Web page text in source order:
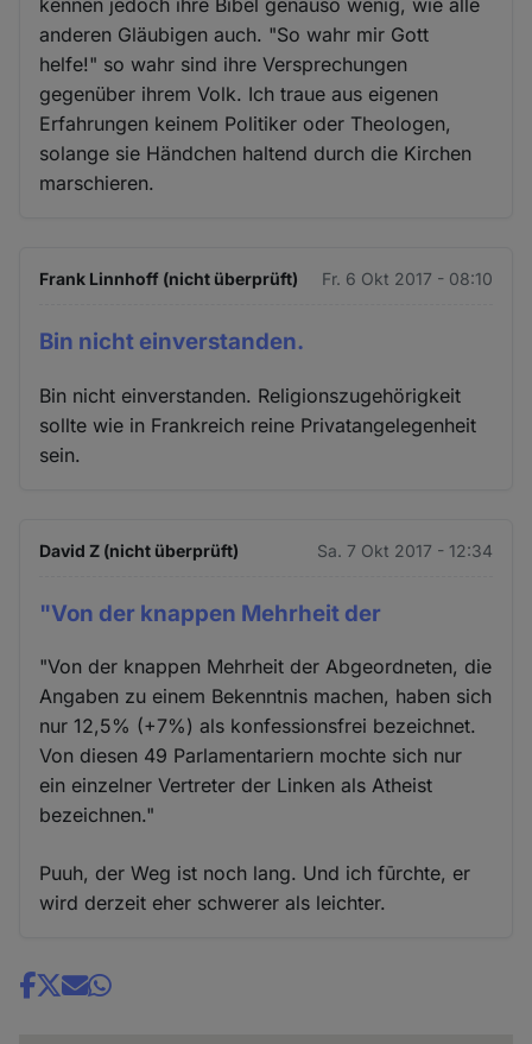
anderen Gläubigen auch. "So wahr mir Gott
helfe!" so wahr sind ihre Versprechungen
gegenüber ihrem Volk. Ich traue aus eigenen
Erfahrungen keinem Politiker oder Theologen,
solange sie Händchen haltend durch die Kirchen
marschieren.
Frank Linnhoff (nicht überprüft) Fr. 6 Okt 2017 - 08:10
Bin nicht einverstanden.
Bin nicht einverstanden. Religionszugehörigkeit
sollte wie in Frankreich reine Privatangelegenheit
sein.
David Z (nicht überprüft) Sa. 7 Okt 2017 - 12:34
"Von der knappen Mehrheit der
"Von der knappen Mehrheit der Abgeordneten, die
Angaben zu einem Bekenntnis machen, haben sich
nur 12,5% (+7%) als konfessionsfrei bezeichnet.
Von diesen 49 Parlamentariern mochte sich nur
ein einzelner Vertreter der Linken als Atheist
bezeichnen."
Puuh, der Weg ist noch lang. Und ich fūrchte, er
wird derzeit eher schwerer als leichter.
Share